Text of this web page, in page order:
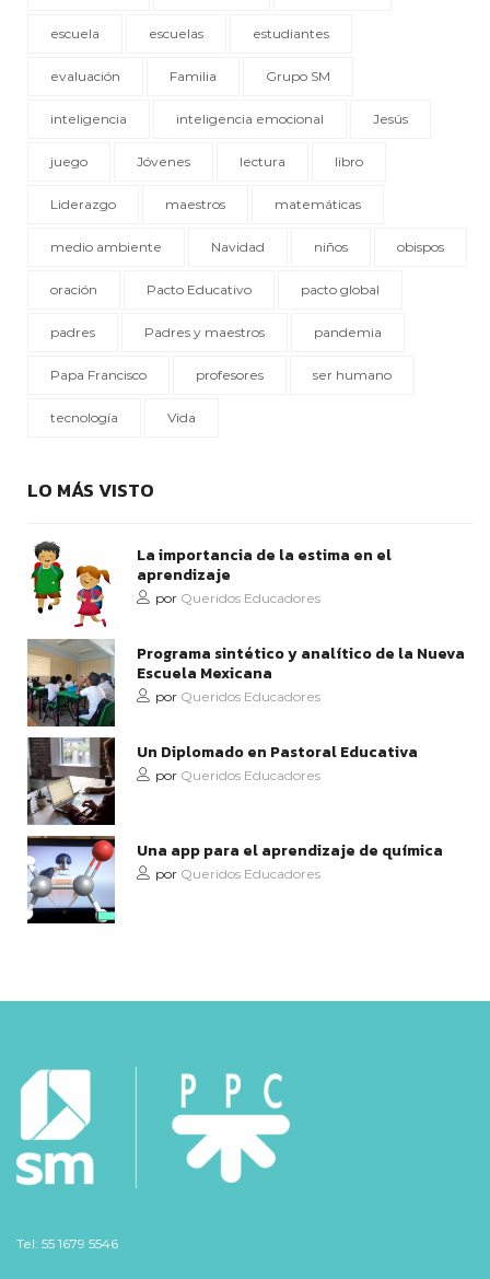
escuela escuelas estudiantes
evaluación Familia Grupo SM
inteligencia inteligencia emocional Jesús
juego Jóvenes lectura libro
Liderazgo maestros matemáticas
medio ambiente Navidad niños obispos
oración Pacto Educativo pacto global
padres Padres y maestros pandemia
Papa Francisco profesores ser humano
tecnología Vida
LO MÁS VISTO
La importancia de la estima en el
aprendizaje
por Queridos Educadores
Programa sintético y analítico de la Nueva
Escuela Mexicana
por Queridos Educadores
Un Diplomado en Pastoral Educativa
por Queridos Educadores
Una app para el aprendizaje de química
por Queridos Educadores
Tel: 55 1679 5546